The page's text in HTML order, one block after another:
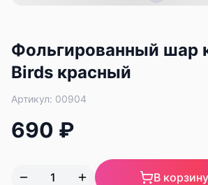
Фольгированный шар
Birds красный
Артикул: 00904
690 ₽
В